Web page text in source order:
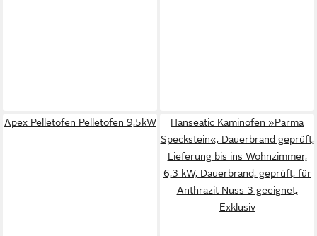
Apex Pelletofen Pelletofen 9,5kW
Hanseatic Kaminofen »Parma
Speckstein«, Dauerbrand geprüft,
Lieferung bis ins Wohnzimmer,
6,3 kW, Dauerbrand, geprüft, für
Anthrazit Nuss 3 geeignet,
Exklusiv